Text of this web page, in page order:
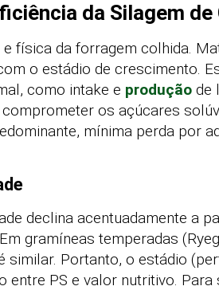
da Silagem de
física da forragem colhida.
o estádio de crescimento.
como intake e produção de
os açúcares
mínima perda por
declina acentuadamente a
gramíneas temperadas
Portanto, o estádio
PS e valor nutritivo. Para